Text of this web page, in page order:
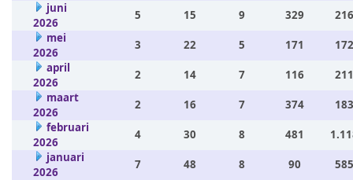
juni
2026
5 15 9 329
mei
2026
3 22 5 171
april
2026
2 14 7 116
maart
2026
2 16 7 374
februari
2026
4 30 8 481
januari
2026
7 48 8 90